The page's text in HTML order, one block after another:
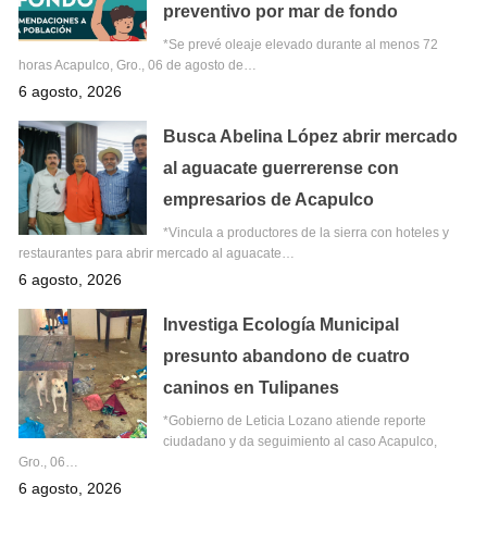
preventivo por mar de fondo
*Se prevé oleaje elevado durante al menos 72
horas Acapulco, Gro., 06 de agosto de…
6 agosto, 2026
Busca Abelina López abrir mercado
al aguacate guerrerense con
empresarios de Acapulco
*Vincula a productores de la sierra con hoteles y
restaurantes para abrir mercado al aguacate…
6 agosto, 2026
Investiga Ecología Municipal
presunto abandono de cuatro
caninos en Tulipanes
*Gobierno de Leticia Lozano atiende reporte
ciudadano y da seguimiento al caso Acapulco,
Gro., 06…
6 agosto, 2026